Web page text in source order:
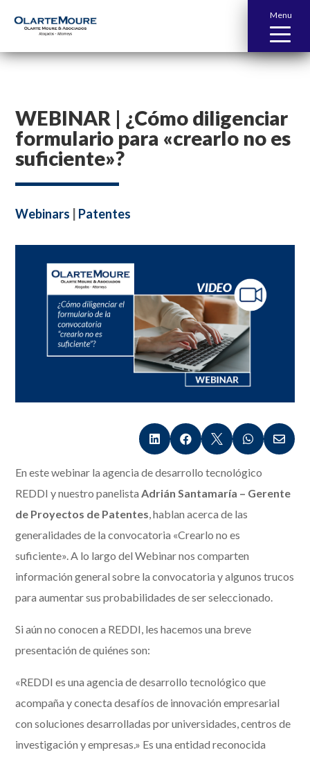
Menu
WEBINAR | ¿Cómo diligenciar
formulario para «crearlo no es
suficiente»?
Webinars Patentes
    
En este webinar la agencia de desarrollo tecnológico
REDDI y nuestro panelistaAdrián Santamaría – Gerente
de Proyectos de Patentes, hablan acerca de las
generalidades de la convocatoria «Crearlo no es
suficiente». A lo largo del Webinar nos comparten
información general sobre la convocatoria y algunos trucos
para aumentar sus probabilidades de ser seleccionado.
Si aún no conocen a REDDI, les hacemos una breve
presentación de quiénes son:
«REDDI es una agencia de desarrollo tecnológico que
acompaña y conecta desafíos de innovación empresarial
con soluciones desarrolladas por universidades, centros de
investigación y empresas.» Es una entidad reconocida